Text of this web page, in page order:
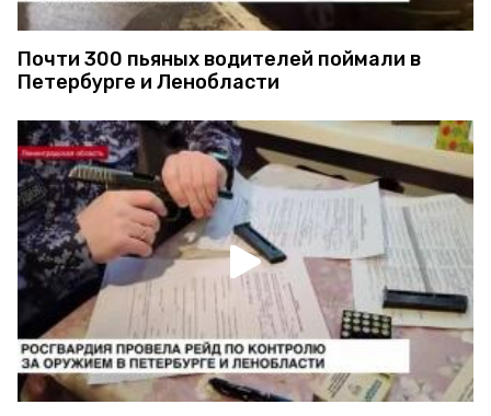
Почти 300 пьяных водителей поймали в
Петербурге и Ленобласти